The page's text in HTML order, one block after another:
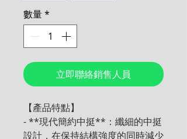
數量*
立即聯絡銷售人員
【產品特點】
- **現代簡約中挺**：纖細的中挺
設計，在保持結構強度的同時減少